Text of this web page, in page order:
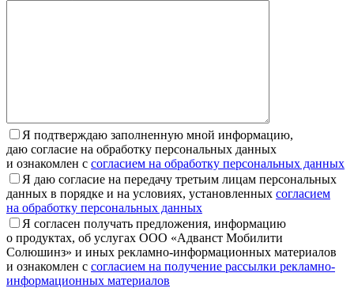
Я подтверждаю заполненную мной информацию,
даю согласие на обработку персональных данных
и ознакомлен с согласием на обработку персональных данных
Я даю согласие на передачу третьим лицам персональных
данных в порядке и на условиях, установленных согласием
на обработку персональных данных
Я согласен получать предложения, информацию
о продуктах, об услугах ООО «Адванст Мобилити
Солюшинз» и иных рекламно-информационных материалов
и ознакомлен с согласием на получение рассылки рекламно-
информационных материалов